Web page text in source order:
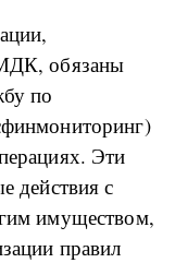
обязаны
по
Эти
действия с
имуществом,
правил